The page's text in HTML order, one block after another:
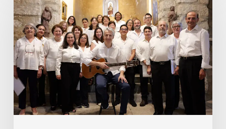
voz
que
une:
nace
la
Coral
Fernando